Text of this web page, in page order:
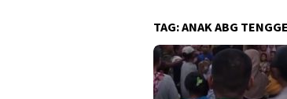
TAG:ANAK ABG